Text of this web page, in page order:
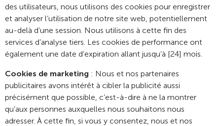
des utilisateurs, nous utilisons des cookies pour enregistrer
et analyser l’utilisation de notre site web, potentiellement
au-delà d’une session. Nous utilisons à cette fin des
services d’analyse tiers. Les cookies de performance ont
également une date d’expiration allant jusqu’à [24] mois.
Cookies de marketing : Nous et nos partenaires
publicitaires avons intérêt à cibler la publicité aussi
précisément que possible, c’est-à-dire à ne la montrer
qu’aux personnes auxquelles nous souhaitons nous
adresser. À cette fin, si vous y consentez, nous et nos